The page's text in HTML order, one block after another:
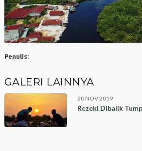
Penulis:
GALERI LAINNYA
20 NOV 2019
Rezeki Dibalik